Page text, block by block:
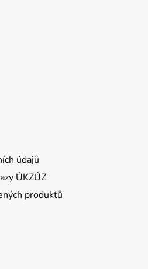
údajů
ÚKZÚZ
produktů